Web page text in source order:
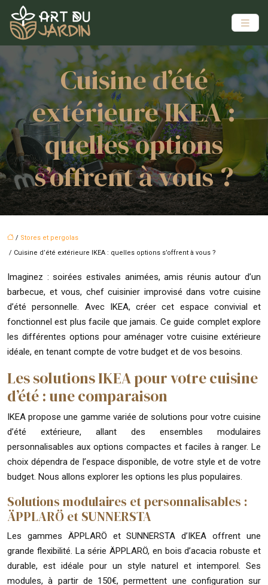
Cuisine d’été
extérieure IKEA :
quelles options
s’offrent à vous ?
/ Stores et pergolas
/ Cuisine d’été extérieure IKEA : quelles options s’offrent à vous ?
Imaginez : soirées estivales animées, amis réunis autour d’un
barbecue, et vous, chef cuisinier improvisé dans votre cuisine
d’été personnelle. Avec IKEA, créer cet espace convivial et
fonctionnel est plus facile que jamais. Ce guide complet explore
les différentes options pour aménager votre cuisine extérieure
idéale, en tenant compte de votre budget et de vos besoins.
Les solutions IKEA pour votre cuisine
d’été : une comparaison
IKEA propose une gamme variée de solutions pour votre cuisine
d’été extérieure, allant des ensembles modulaires
personnalisables aux options compactes et faciles à ranger. Le
choix dépendra de l’espace disponible, de votre style et de votre
budget. Nous allons explorer les options les plus populaires.
Solutions modulaires et personnalisables :
ÄPPLARÖ et SUNNERSTA
Les gammes ÄPPLARÖ et SUNNERSTA d’IKEA offrent une
grande flexibilité. La série ÄPPLARÖ, en bois d’acacia robuste et
durable, est idéale pour un style naturel et intemporel. Ses
modules, à partir de 150€, permettent une configuration sur